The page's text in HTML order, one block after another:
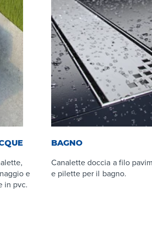
e
in pvc.
BAGNO
Canalette doccia a filo
e pilette per il bagno.